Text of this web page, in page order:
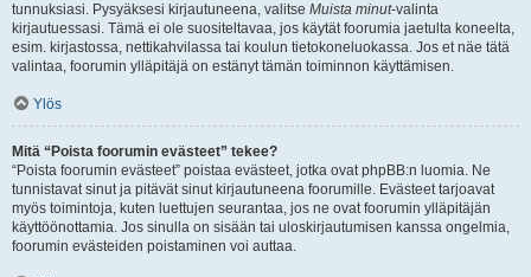
tunnuksiasi. Pysyäksesi kirjautuneena, valitse Muista minut-valinta
kirjautuessasi. Tämä ei ole suositeltavaa, jos käytät foorumia jaetulta koneelta,
esim. kirjastossa, nettikahvilassa tai koulun tietokoneluokassa. Jos et näe tätä
valintaa, foorumin ylläpitäjä on estänyt tämän toiminnon käyttämisen.
Ylös
Mitä “Poista foorumin evästeet” tekee?
“Poista foorumin evästeet” poistaa evästeet, jotka ovat phpBB:n luomia. Ne
tunnistavat sinut ja pitävät sinut kirjautuneena foorumille. Evästeet tarjoavat
myös toimintoja, kuten luettujen seurantaa, jos ne ovat foorumin ylläpitäjän
käyttöönottamia. Jos sinulla on sisään tai uloskirjautumisen kanssa ongelmia,
foorumin evästeiden poistaminen voi auttaa.